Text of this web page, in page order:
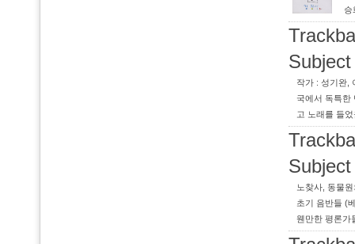
승
작가 : 성기완,
국에서 독특한
고 노래를 들
노찾사, 동물
초기 음반들 (
웬만한 평론가